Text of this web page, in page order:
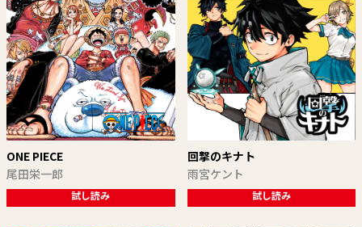
ONE PIECE
尾田栄一郎
試し読み
回撃のキナト
雨宮ケント
試し読み